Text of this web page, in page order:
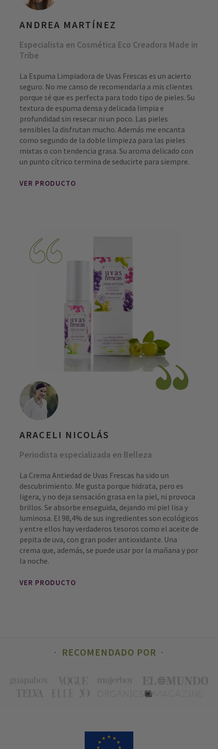
ANDREA MARTÍNEZ
Especialista en Cosmética Eco Creadora Made in
Tribe
La Espuma Limpiadora de Uvas Frescas es un acierto
seguro. No me canso de recomendarla a mis clientes
porque sé que es perfecta para todo tipo de pieles. Su
textura de espuma densa y delicada limpia e
profundidad sin resecar ni un poco. Las pieles
sensibles la disfrutan mucho. Además me encanta
como segundo de la doble limpieza para las pieles
mixtas o con tendencia grasa. Su aroma delicado con
un punto cítrico termina de seducirte para siempre.
VER PRODUCTO
ARACELI NICOLÁS
Periodista especializada en Belleza
La Crema Antiedad de Uvas Frescas ha sido un
descubrimiento. Me gusta porque hidrata, pero es
ligera, y no deja sensación grasa en la piel, ni provoca
brillos. Se absorbe enseguida, dejando mi piel lisa y
luminosa. El 98,4% de sus ingredientes son ecológicos
y entre ellos hay verdaderos tesoros como el aceite de
pepita de uva, con gran poder antioxidante. Una
crema que, además, se puede usar por la mañana y por
la noche.
VER PRODUCTO
RECOMENDADO POR